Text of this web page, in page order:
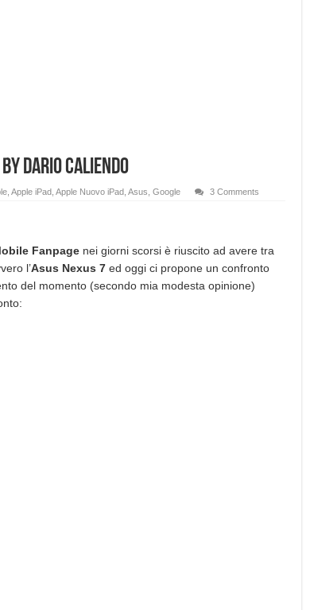
by Dario Caliendo
, Apple iPad, Apple Nuovo iPad, Asus Google 3 Comments
Fanpage nei giorni scorsi è riuscito ad avere tra
l’Asus Nexus 7ed oggi ci propone un confronto
del momento (secondo mia modesta opinione)